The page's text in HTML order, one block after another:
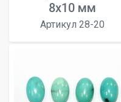
8x10 мм
Артикул 28-20